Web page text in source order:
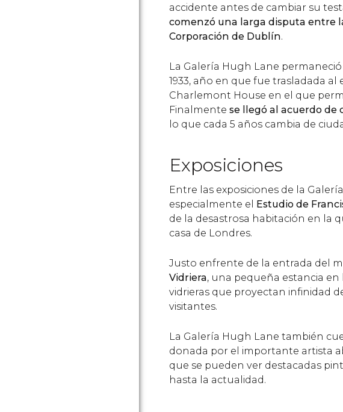
accidente antes de cambiar su
comenzó una larga disputa entre
Corporación de Dublín.
La Galería Hugh Lane
1933, año en que fue trasladada al
Charlemont House en el que
Finalmente se llegó al acuerdo de
lo que cada 5 años cambia de
Exposiciones
Entre las exposiciones de la
especialmente el Estudio de
de la desastrosa habitación en la
casa de Londres.
Justo enfrente de la entrada del
Vidriera, una pequeña estancia en
vidrieras que proyectan infinidad
visitantes.
La Galería Hugh Lane también
donada por el importante artista
que se pueden ver destacadas
hasta la actualidad.